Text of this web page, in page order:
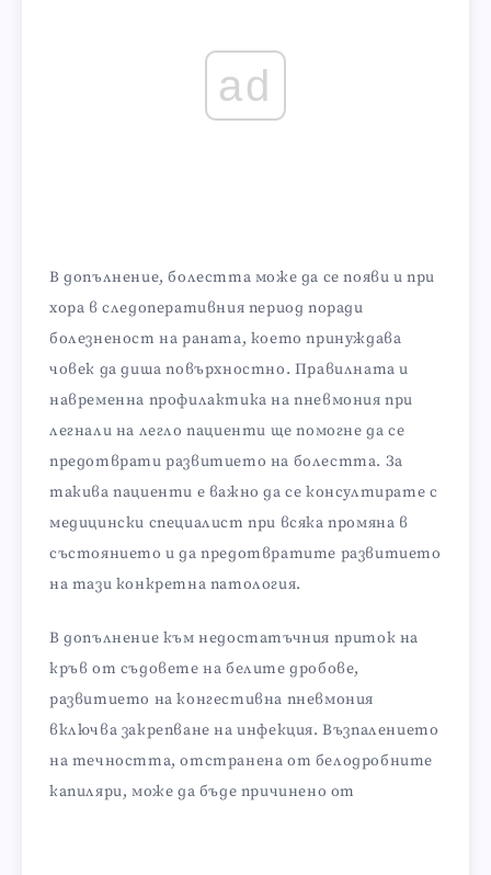
ad
В допълнение, болестта може да се появи и при
хора в следоперативния период поради
болезненост на раната, което принуждава
човек да диша повърхностно. Правилната и
навременна профилактика на пневмония при
легнали на легло пациенти ще помогне да се
предотврати развитието на болестта. За
такива пациенти е важно да се консултирате с
медицински специалист при всяка промяна в
състоянието и да предотвратите развитието
на тази конкретна патология.
В допълнение към недостатъчния приток на
кръв от съдовете на белите дробове,
развитието на конгестивна пневмония
включва закрепване на инфекция. Възпалението
на течността, отстранена от белодробните
капиляри, може да бъде причинено от